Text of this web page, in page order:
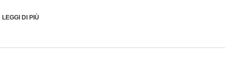
LEGGI DI PIÙ